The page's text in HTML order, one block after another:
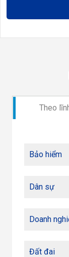
Theo
Bảo hiểm
Dân sự
Doanh
Đất đai